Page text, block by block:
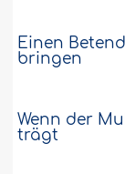
Einen
bringen
Wenn der
trägt